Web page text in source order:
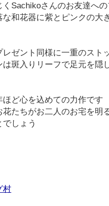
くSachikoさんのお友達へ
な和花器に紫とピンクの大
レゼント同様に一重のスト
斑入りリーフで足元を隠
ほど心を込めての力作です
花たちがお二人のお宅を
しょう
村